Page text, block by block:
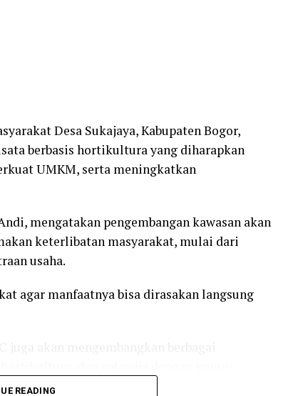
Desa Sukajaya, Kabupaten Bogor,
berbasis hortikultura yang diharapkan
UMKM, serta meningkatkan
mengatakan pengembangan kawasan akan
keterlibatan masyarakat, mulai dari
usaha.
agar manfaatnya bisa dirasakan langsung
muda.
READING